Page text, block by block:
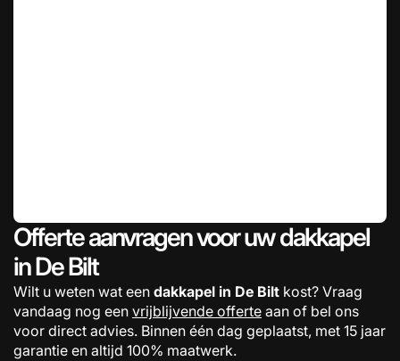
Offerte aanvragen voor uw dakkapel
in De Bilt
Wilt u weten wat een dakkapel in De Bilt kost? Vraag
vandaag nog een vrijblijvende offerte aan of bel ons
voor direct advies. Binnen één dag geplaatst, met 15 jaar
garantie en altijd 100% maatwerk.